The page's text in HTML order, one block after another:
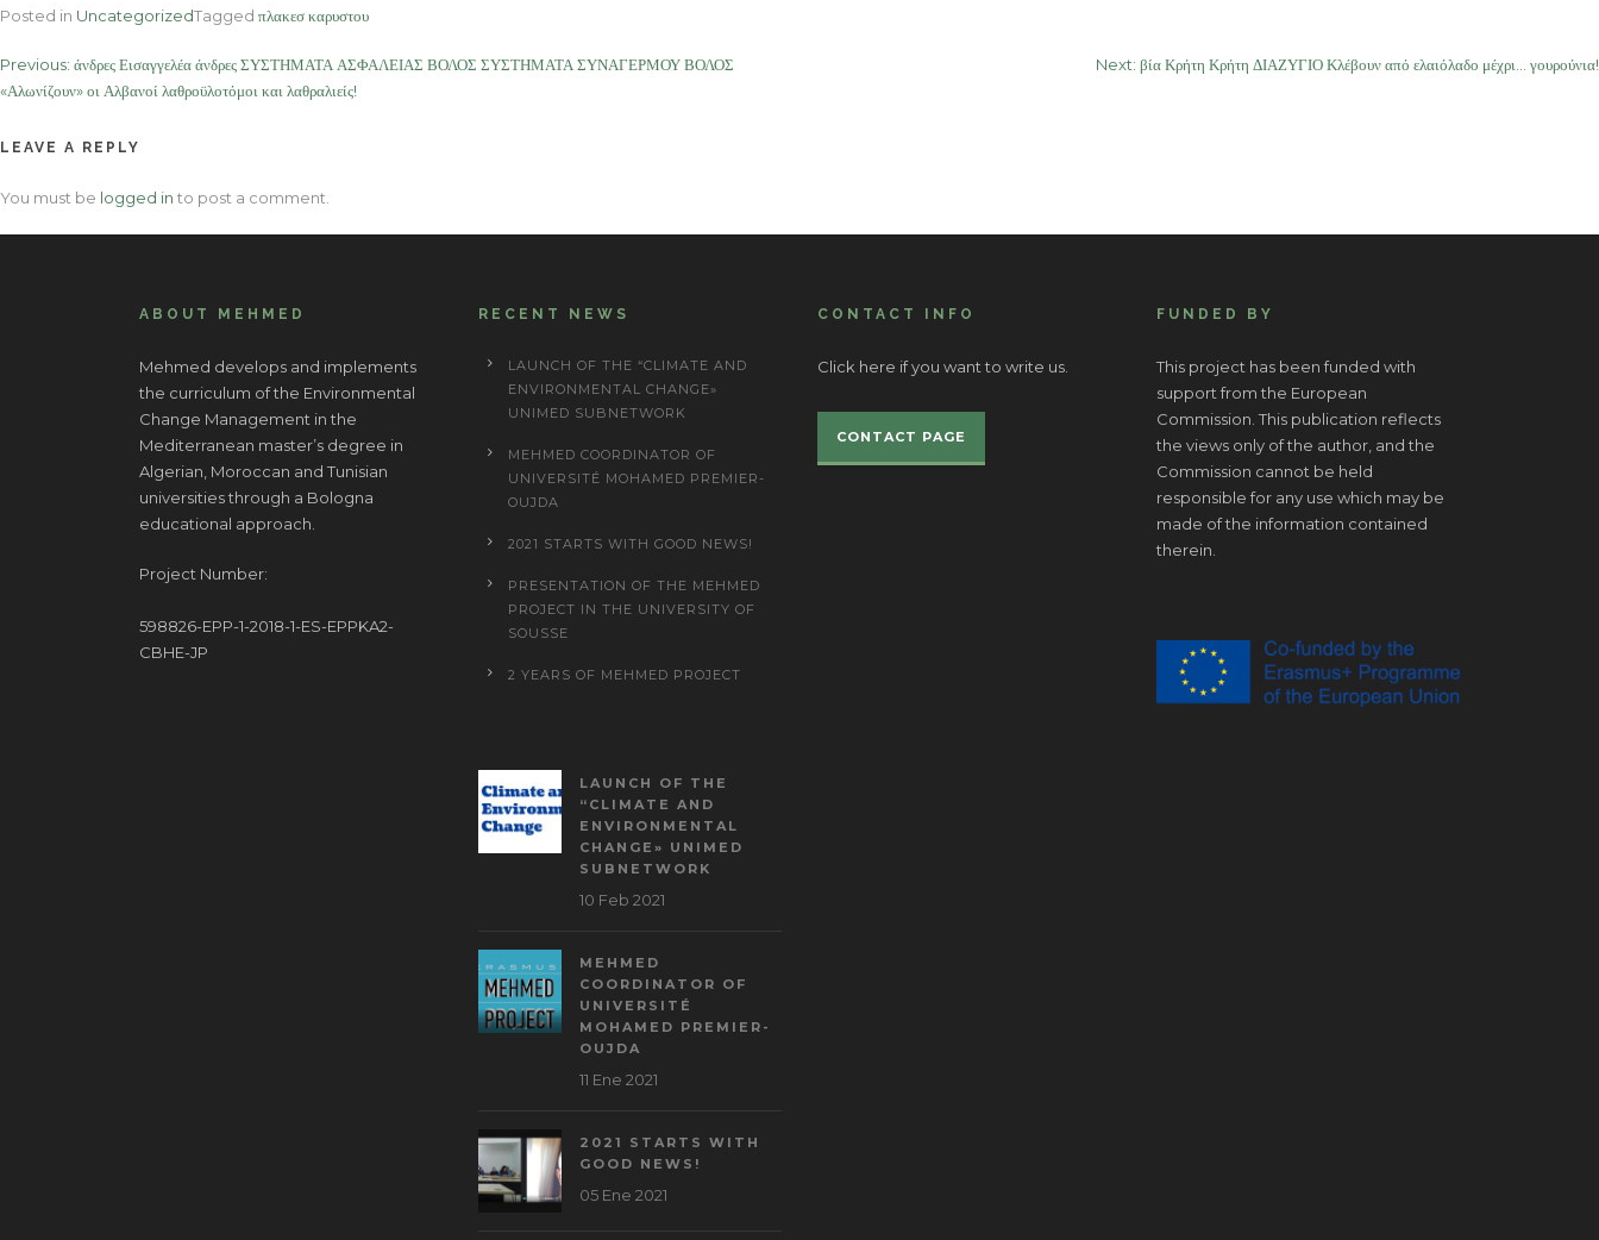
Posted in UncategorizedTagged πλακεσ καρυστου
Post
navigation
Previous: άνδρες Εισαγγελέα άνδρες ΣΥΣΤΗΜΑΤΑ ΑΣΦΑΛΕΙΑΣ ΒΟΛΟΣ ΣΥΣΤΗΜΑΤΑ ΣΥΝΑΓΕΡΜΟΥ ΒΟΛΟΣ
«Αλωνίζουν» οι Αλβανοί λαθροϋλοτόμοι και λαθραλιείς!
Next: βία Κρήτη Κρήτη ΔΙΑΖΥΓΙΟ Κλέβουν από ελαιόλαδο μέχρι… γουρούνια!
LEAVE A REPLY
You must be logged in to post a comment.
ABOUT MEHMED
Mehmed develops and implements
the curriculum of the Environmental
Change Management in the
Mediterranean master’s degree in
Algerian, Moroccan and Tunisian
universities through a Bologna
educational approach.
Project Number:
598826-EPP-1-2018-1-ES-EPPKA2-
CBHE-JP
RECENT NEWS
LAUNCH OF THE “CLIMATE AND
ENVIRONMENTAL CHANGE»
UNIMED SUBNETWORK
MEHMED COORDINATOR OF
UNIVERSITÉ MOHAMED PREMIER-
OUJDA
2021 STARTS WITH GOOD NEWS!
PRESENTATION OF THE MEHMED
PROJECT IN THE UNIVERSITY OF
SOUSSE
2 YEARS OF MEHMED PROJECT
LAUNCH OF THE
“CLIMATE AND
ENVIRONMENTAL
CHANGE» UNIMED
SUBNETWORK
10 Feb 2021
MEHMED
COORDINATOR OF
UNIVERSITÉ
MOHAMED PREMIER-
OUJDA
11 Ene 2021
2021 STARTS WITH
GOOD NEWS!
05 Ene 2021
CONTACT INFO
Click here if you want to write us.
CONTACT PAGE
FUNDED BY
This project has been funded with
support from the European
Commission. This publication reflects
the views only of the author, and the
Commission cannot be held
responsible for any use which may be
made of the information contained
therein.